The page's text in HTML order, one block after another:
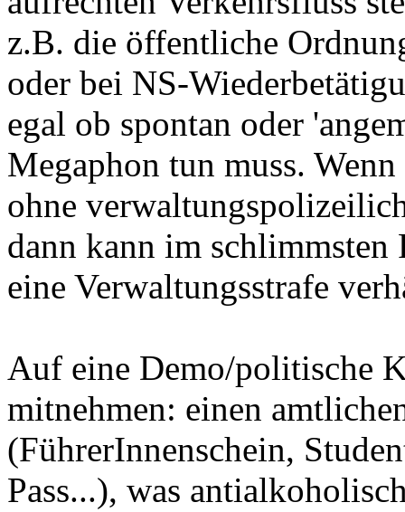
z.B. die öffentliche
oder bei NS-
egal ob spontan oder
Megaphon tun muss.
ohne
dann kann im
eine Verwaltungsstrafe
Auf eine Demo/politische
mitnehmen: einen
(FührerInnenschein,
Pass...), was